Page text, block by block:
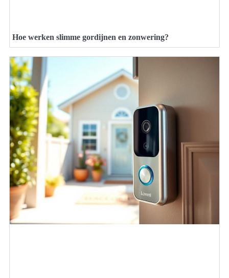
Hoe werken slimme gordijnen en zonwering?